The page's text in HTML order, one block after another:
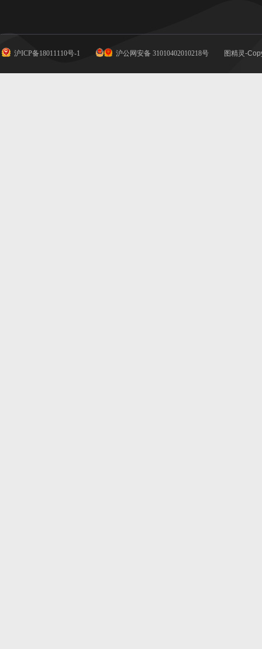
沪ICP备18011110号-1 沪公网安备 31010402010218号 图精灵-